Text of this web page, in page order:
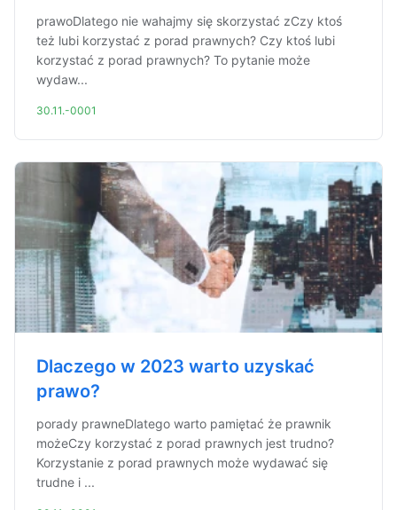
prawoDlatego nie wahajmy się skorzystać zCzy ktoś
też lubi korzystać z porad prawnych? Czy ktoś lubi
korzystać z porad prawnych? To pytanie może
wydaw...
30.11.-0001
Dlaczego w 2023 warto uzyskać
prawo?
porady prawneDlatego warto pamiętać że prawnik
możeCzy korzystać z porad prawnych jest trudno?
Korzystanie z porad prawnych może wydawać się
trudne i ...